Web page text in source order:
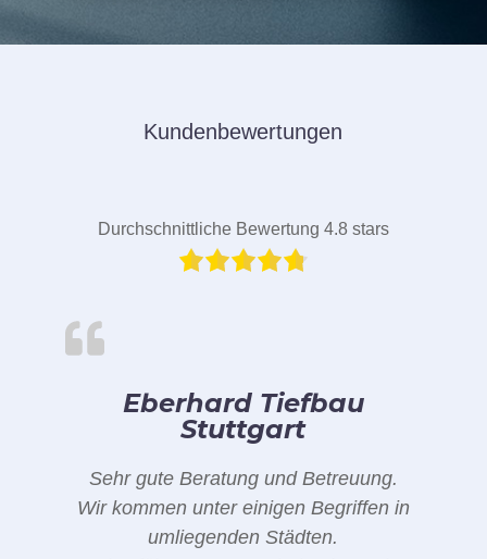
Kundenbewertungen
Durchschnittliche Bewertung 4.8 stars
Eberhard Tiefbau
Stuttgart
Sehr gute Beratung und Betreuung.
Wir kommen unter einigen Begriffen in
umliegenden Städten.